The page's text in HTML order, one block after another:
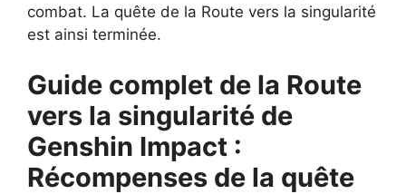
combat. La quête de la Route vers la singularité
est ainsi terminée.
Guide complet de la Route
vers la singularité de
Genshin Impact :
Récompenses de la quête